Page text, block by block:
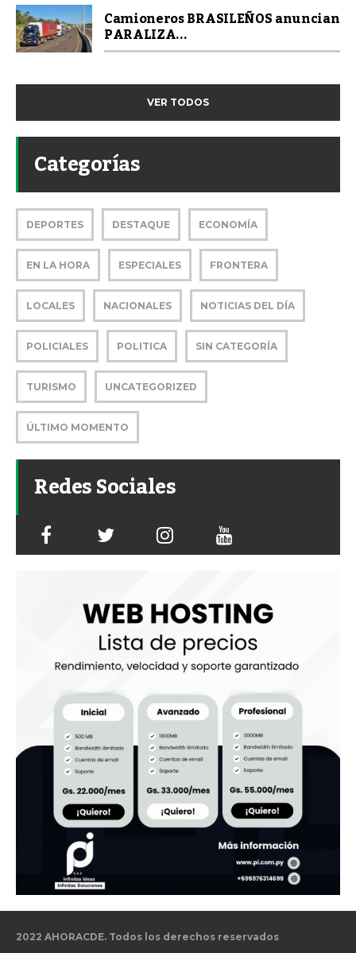
Camioneros BRASILEÑOS anuncian
PARALIZA...
VER TODOS
Categorías
DEPORTES DESTAQUE ECONOMÍA
EN LA HORA ESPECIALES FRONTERA
LOCALES NACIONALES NOTICIAS DEL DÍA
POLICIALES POLITICA SIN CATEGORÍA
TURISMO UNCATEGORIZED
ÚLTIMO MOMENTO
Redes Sociales
2022 AHORACDE. Todos los derechos reservados